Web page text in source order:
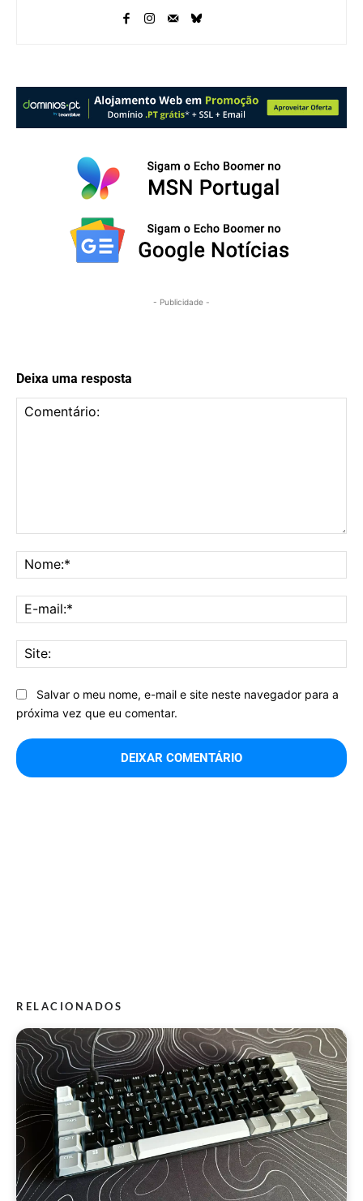
- Publicidade -
Deixa uma resposta
Salvar o meu nome, e-mail e site neste navegador para a
próxima vez que eu comentar.
RELACIONADOS